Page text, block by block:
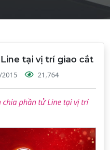
tại vị trí giao cắt
21,764
chia phần tử Line tại vị trí